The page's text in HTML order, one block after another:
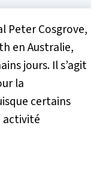
Peter Cosgrove,
en Australie,
jours. Il s’agit
la
certains
activité